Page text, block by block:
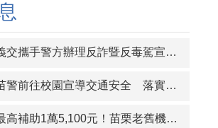
，不要滑手機
讓 行人專心通行
全距離，一生都不會忘記
全檢查，避免出包在路上
交攜手警方辦理反詐暨反毒駕宣導 共同守護用路安全
警前往校園宣導交通安全 落實守護學童平安
補助1萬5,100元！苗栗老舊機車汰舊換新 企業加碼助攻